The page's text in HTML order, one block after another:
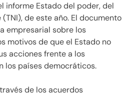
informe Estado del poder, del
de este año. El documento
empresarial sobre los
motivos de que el Estado no
acciones frente a los
los países democráticos.
de los acuerdos